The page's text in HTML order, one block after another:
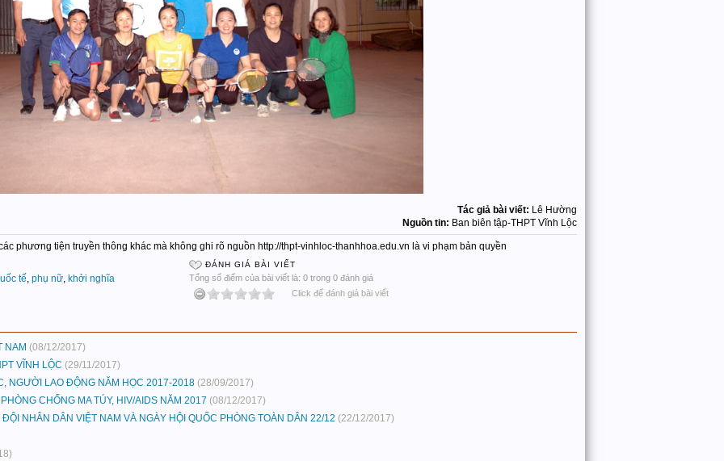
Tác giả bài viết: Lê Hường
Nguồn tin: Ban biên tập-THPT Vĩnh Lộc
phương tiện truyền thông khác mà không ghi rõ nguồn http://thpt-vinhloc-thanhhoa.edu.vn là vi phạm bản quyền
tế, phụ nữ, khởi nghĩa
ĐÁNH GIÁ BÀI VIẾT
Tổng số điểm của bài viết là: 0 trong 0 đánh giá
Click để đánh giá bài viết
NAM (08/12/2017)
VĨNH LỘC (29/11/2017)
NGƯỜI LAO ĐỘNG NĂM HỌC 2017-2018 (28/09/2017)
CHỐNG MA TÚY, HIV/AIDS NĂM 2017 (08/12/2017)
NHÂN DÂN VIỆT NAM VÀ NGÀY HỘI QUỐC PHÒNG TOÀN DÂN 22/12 (22/12/2017)